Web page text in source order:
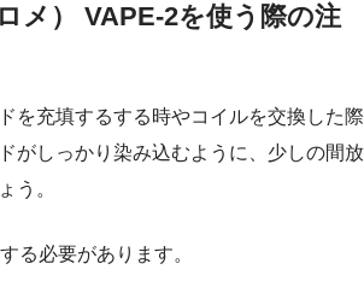
メ） VAPE-2を使う際の注
を充填するする時やコイルを交換した際
がしっかり染み込むように、少しの間放
う。
る必要があります。